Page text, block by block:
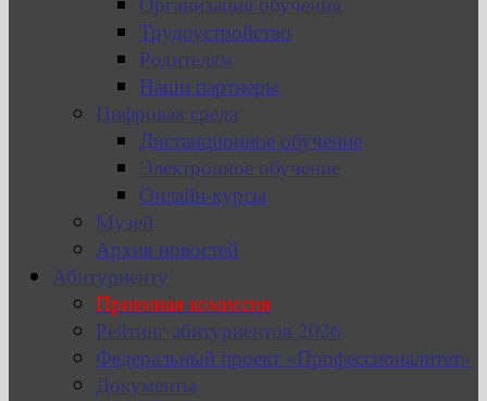
Трудоустройство
Родителям
Наши партнеры
Цифровая среда
Дистанционное обучение
Электронное обучение
Онлайн-курсы
Музей
Архив новостей
Абитуриенту
Приемная комиссия
Рейтинг абитуриентов 2026
Федеральный проект «Профессионалитет»
Документы